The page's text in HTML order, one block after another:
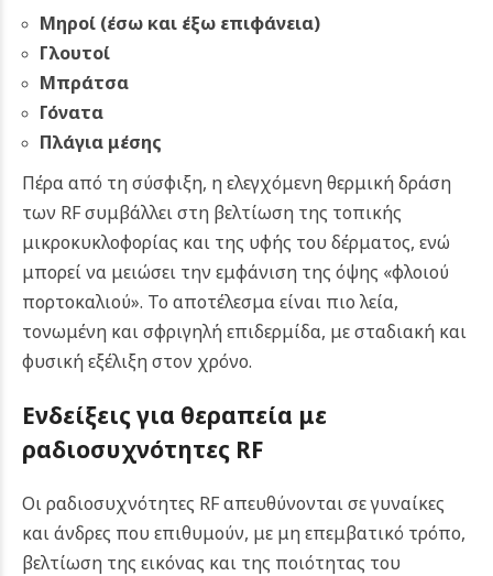
Μηροί (έσω και έξω επιφάνεια)
Γλουτοί
Μπράτσα
Γόνατα
Πλάγια μέσης
Πέρα από τη σύσφιξη, η ελεγχόμενη θερμική δράση
των RF συμβάλλει στη βελτίωση της τοπικής
μικροκυκλοφορίας και της υφής του δέρματος, ενώ
μπορεί να μειώσει την εμφάνιση της όψης «φλοιού
πορτοκαλιού». Το αποτέλεσμα είναι πιο λεία,
τονωμένη και σφριγηλή επιδερμίδα, με σταδιακή και
φυσική εξέλιξη στον χρόνο.
Ενδείξεις για θεραπεία με
ραδιοσυχνότητες RF
Οι ραδιοσυχνότητες RF απευθύνονται σε γυναίκες
και άνδρες που επιθυμούν, με μη επεμβατικό τρόπο,
βελτίωση της εικόνας και της ποιότητας του